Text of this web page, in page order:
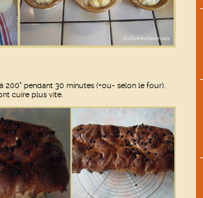
pendant 30 minutes (+ou- selon le four).
cuire plus vite.